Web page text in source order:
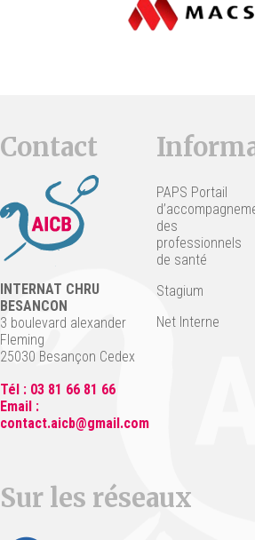
Contact
INTERNAT CHRU
BESANCON
3 boulevard alexander
Fleming
25030 Besançon Cedex
Tél : 03 81 66 81 66
Email :
contact.aicb@gmail.com
PAPS Portail
des
professionnels
de santé
Stagium
Net Interne
Sur les réseaux